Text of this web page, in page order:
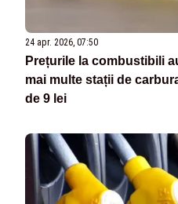
24 apr. 2026, 07:50
Prețurile la combustibili
mai multe stații de
de 9 lei